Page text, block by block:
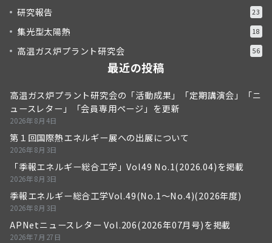
研究報告 23
集光型太陽熱 18
高温ガス炉プラント研究会 56
最近の投稿
高温ガス炉プラント研究会の「活動成果」「定期講演会」「ニ
ュースレター」「会員専用ページ」を更新
2026年8月4日
第１回国際熱エネルギー展への出展について
2026年8月3日
「季報エネルギー総合工学」Vol49 No.1(2026.04)を掲載
2026年8月3日
季報エネルギー総合工学Vol.49(No.1～No.4)(2026年度)
2026年8月3日
APNetニュースレター Vol.206(2026年07月号)を掲載
2026年7月27日